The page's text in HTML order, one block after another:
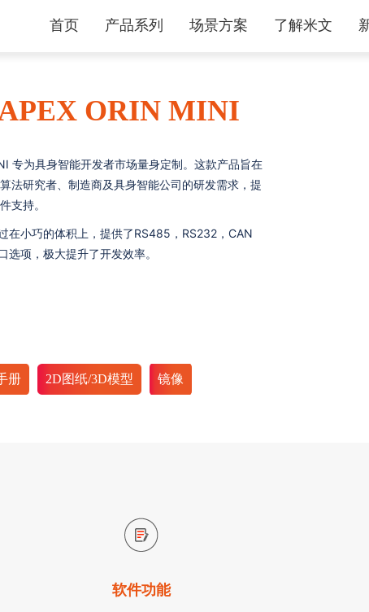
首页 产品系列 场景方案 了解米文
ORIN MINI
专为具身智能开发者市场量身定制。这款产品旨在
法研究者、制造商及具身智能公司的研发需求，提
支持。
在小巧的体积上，提供了RS485，RS232，CAN
选项，极大提升了开发效率。
册 2D图纸/3D模型 镜像
软件功能